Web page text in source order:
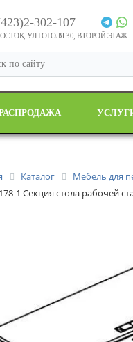
302-107
УЛ.ГОГОЛЯ 30, ВТОРОЙ ЭТАЖ
Каталог Мебель для
1 Секция стола рабочей